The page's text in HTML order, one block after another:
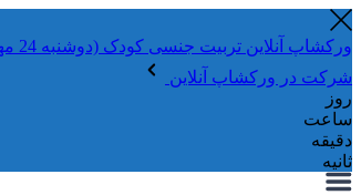
ورکشاپ آنلاین تربیت جنسی کودک (دوشنبه 24 مهر، دوشنبه 1 آبان) - جهت ثبت نام کلیک نمایید
شرکت در ورکشاپ آنلاین
روز
ساعت
دقیقه
ثانیه